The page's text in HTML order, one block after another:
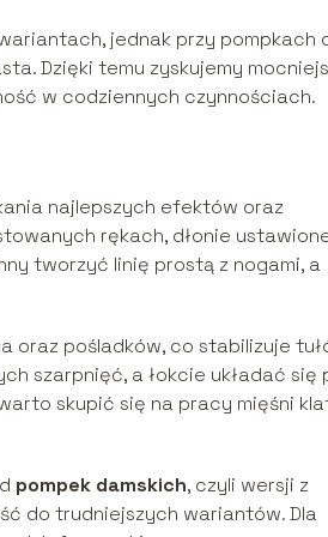
jednak przy pompkach
Dzięki temu zyskujemy
w codziennych czynnościach.
najlepszych efektów oraz
rękach, dłonie
tworzyć linię prostą z nogami, a
oraz pośladków, co stabilizuje
szarpnięć, a łokcie układać się
skupić się na pracy mięśni
pompek damskich, czyli wersji z
do trudniejszych wariantów. Dla